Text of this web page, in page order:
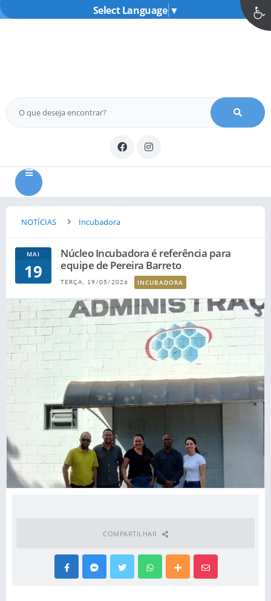
Select Language ▼
NOTÍCIAS Incubadora
MAI
19
Núcleo Incubadora é referência para
equipe de Pereira Barreto
TERÇA, 19/05/2026 INCUBADORA
COMPARTILHAR